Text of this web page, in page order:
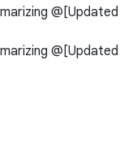
@[Updated
@[Updated